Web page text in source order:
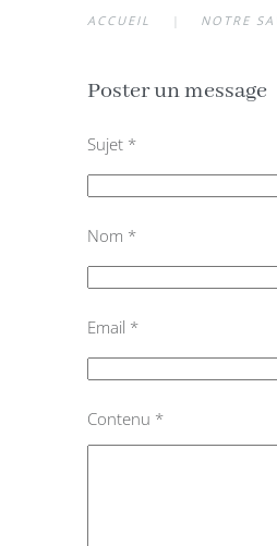
ACCUEIL NOTRE
Poster un message
Sujet *
Nom *
Email *
Contenu *